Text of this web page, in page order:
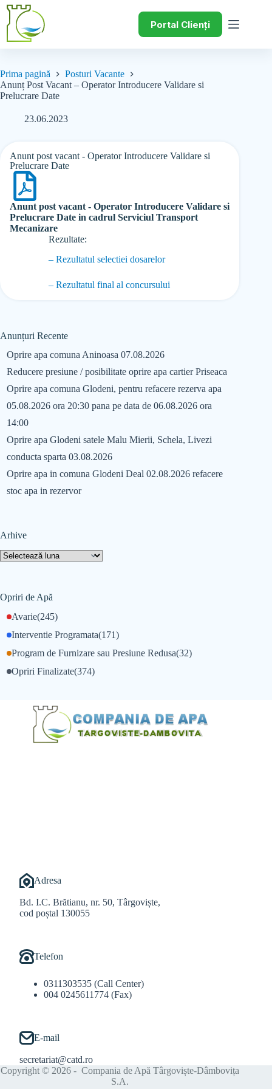
Portal Clienți
Prima pagină
Posturi Vacante
Anunț Post Vacant – Operator Introducere Validare si
Prelucrare Date
23.06.2023
Anunt post vacant - Operator Introducere Validare si
Prelucrare Date
Anunt post vacant - Operator Introducere Validare si
Prelucrare Date in cadrul Serviciul Transport
Mecanizare
Rezultate:
– Rezultatul selectiei dosarelor
– Rezultatul final al concursului
Anunțuri Recente
Oprire apa comuna Aninoasa 07.08.2026
Reducere presiune / posibilitate oprire apa cartier Priseaca
Oprire apa comuna Glodeni, pentru refacere rezerva apa
05.08.2026 ora 20:30 pana pe data de 06.08.2026 ora
14:00
Oprire apa Glodeni satele Malu Mierii, Schela, Livezi
conducta sparta 03.08.2026
Oprire apa in comuna Glodeni Deal 02.08.2026 refacere
stoc apa in rezervor
Arhive
Opriri de Apă
Avarie(245)
Interventie Programata(171)
Opriri Finalizate(374)
Program de Furnizare sau Presiune Redusa(32)
Adresa
Bd. I.C. Brătianu, nr. 50, Târgoviște,
cod poștal 130055
Telefon
0311303535 (Call Center)
004 0245611774 (Fax)
E-mail
secretariat@catd.ro
Copyright © 2026 - Compania de Apă Târgoviște-Dâmbovița
S.A.